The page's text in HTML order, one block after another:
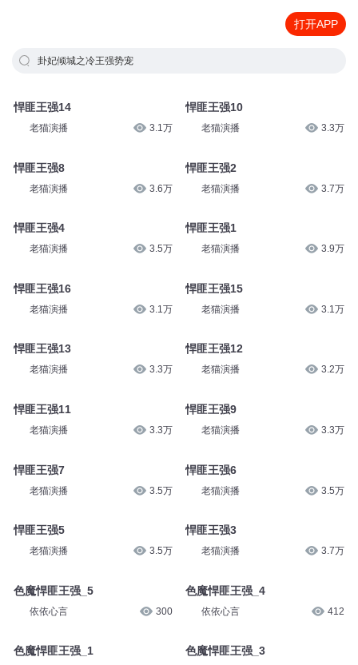
打开APP
卦妃倾城之冷王强势宠
悍匪王强14
老猫演播 3.1万
悍匪王强8
老猫演播 3.6万
悍匪王强4
老猫演播 3.5万
悍匪王强16
老猫演播 3.1万
悍匪王强13
老猫演播 3.3万
悍匪王强11
老猫演播 3.3万
悍匪王强7
老猫演播 3.5万
悍匪王强5
老猫演播 3.5万
色魔悍匪王强_5
依依心言 300
色魔悍匪王强_1
悍匪王强10
老猫演播 3.3万
悍匪王强2
老猫演播 3.7万
悍匪王强1
老猫演播 3.9万
悍匪王强15
老猫演播 3.1万
悍匪王强12
老猫演播 3.2万
悍匪王强9
老猫演播 3.3万
悍匪王强6
老猫演播 3.5万
悍匪王强3
老猫演播 3.7万
色魔悍匪王强_4
依依心言 412
色魔悍匪王强_3